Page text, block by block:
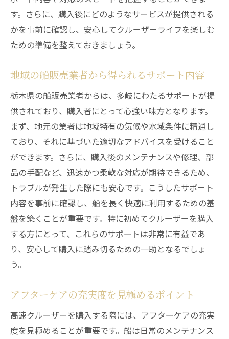
す。さらに、購入後にどのようなサービスが提供される
かを事前に確認し、安心してクルーザーライフを楽しむ
ための準備を整えておきましょう。
地域の船販売業者から得られるサポート内容
栃木県の船販売業者からは、多岐にわたるサポートが提
供されており、購入者にとって心強い味方となります。
まず、地元の業者は地域特有の気候や水域条件に精通し
ており、それに基づいた適切なアドバイスを受けること
ができます。さらに、購入後のメンテナンスや修理、部
品の手配など、迅速かつ柔軟な対応が期待できるため、
トラブルが発生した際にも安心です。こうしたサポート
内容を事前に確認し、船を長く快適に利用するための基
盤を築くことが重要です。特に初めてクルーザーを購入
する方にとって、これらのサポートは非常に有益であ
り、安心して購入に踏み切るための一助となるでしょ
う。
アフターケアの充実度を見極めるポイント
高速クルーザーを購入する際には、アフターケアの充実
度を見極めることが重要です。船は日常のメンテナンス